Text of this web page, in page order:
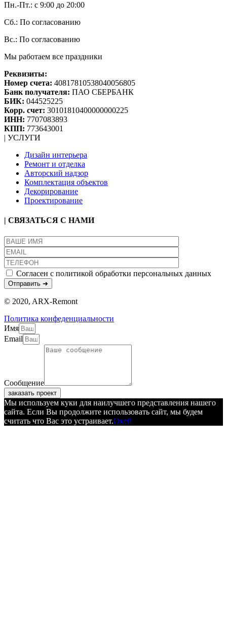
Пн.-Пт.: с 9:00 до 20:00
Сб.: По согласованию
Вс.: По согласованию
Мы работаем все праздники
Реквизиты:
Номер счета: 40817810538040056805
Банк получателя: ПАО СБЕРБАНК
БИК: 044525225
Корр. счет: 30101810400000000225
ИНН: 7707083893
КПП: 773643001
| УСЛУГИ
Дизайн интерьера
Ремонт и отделка
Авторский надзор
Комплектация объектов
Декорирование
Проектирование
| СВЯЗАТЬСЯ С НАМИ
Согласен с политикой обработки персональных данных
© 2020, ARX-Remont
Политика конфеденциальности
Имя
Email
Сообщение
заказать проект
Мы используем куки для наилучшего представления нашего
сайта. Если Вы продолжите использовать сайт, мы будем
считать что Вас это устраивает.Окей